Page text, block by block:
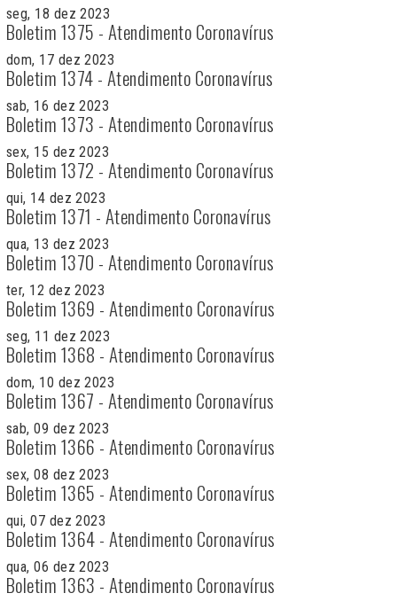
seg, 18 dez 2023
Boletim 1375 - Atendimento Coronavírus
dom, 17 dez 2023
Boletim 1374 - Atendimento Coronavírus
sab, 16 dez 2023
Boletim 1373 - Atendimento Coronavírus
sex, 15 dez 2023
Boletim 1372 - Atendimento Coronavírus
qui, 14 dez 2023
Boletim 1371 - Atendimento Coronavírus
qua, 13 dez 2023
Boletim 1370 - Atendimento Coronavírus
ter, 12 dez 2023
Boletim 1369 - Atendimento Coronavírus
seg, 11 dez 2023
Boletim 1368 - Atendimento Coronavírus
dom, 10 dez 2023
Boletim 1367 - Atendimento Coronavírus
sab, 09 dez 2023
Boletim 1366 - Atendimento Coronavírus
sex, 08 dez 2023
Boletim 1365 - Atendimento Coronavírus
qui, 07 dez 2023
Boletim 1364 - Atendimento Coronavírus
qua, 06 dez 2023
Boletim 1363 - Atendimento Coronavírus